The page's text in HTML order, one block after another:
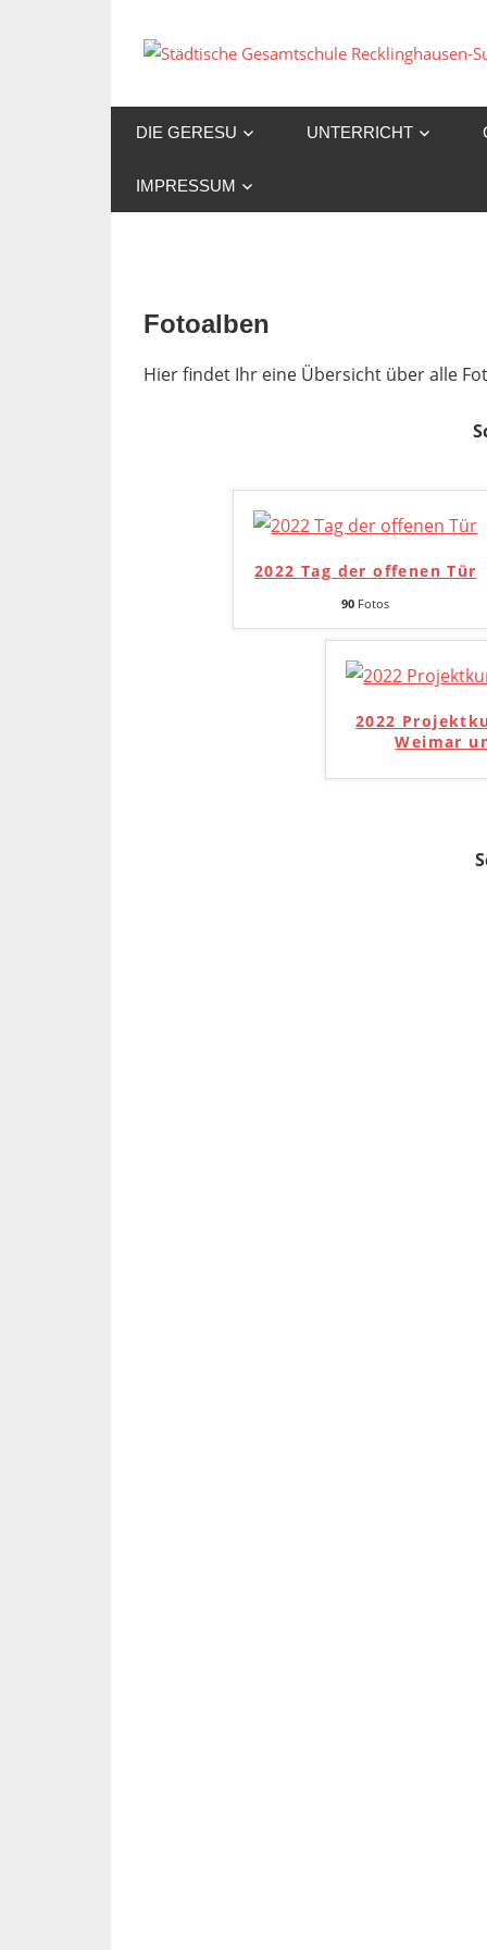
Inhalt
DIE GERESU UNTERRICHT
IMPRESSUM
Fotoalben
Hier findet Ihr eine Übersicht über alle
2022 Tag der offenen Tür
90 Fotos
2022
Weimar